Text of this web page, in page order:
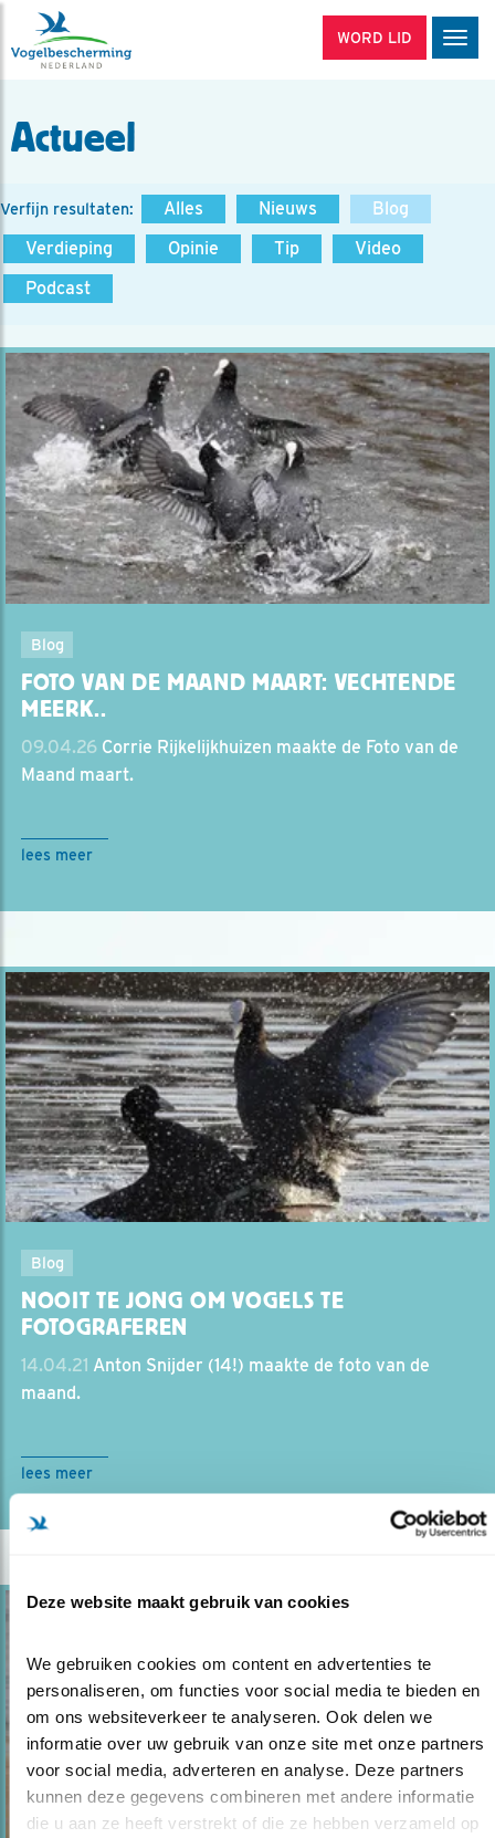
Deze website maakt gebruik van cookies
We gebruiken cookies om content en advertenties te
personaliseren, om functies voor social media te bieden en
om ons websiteverkeer te analyseren. Ook delen we
informatie over uw gebruik van onze site met onze partners
voor social media, adverteren en analyse. Deze partners
kunnen deze gegevens combineren met andere informatie
die u aan ze heeft verstrekt of die ze hebben verzameld op
WORD LID
Actueel
Verfijn resultaten: Alles Nieuws
Blog
Verdieping
Opinie Tip
Video
Podcast
Blog
FOTO VAN DE MAAND MAART: VECHTENDE
MEERK..
09.04.26 Corrie Rijkelijkhuizen maakte de Foto van de
Maand maart.
lees meer
Blog
NOOIT TE JONG OM VOGELS TE
FOTOGRAFEREN
14.04.21 Anton Snijder (14!) maakte de foto van de
maand.
lees meer